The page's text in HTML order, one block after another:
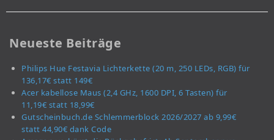
Neueste Beiträge
Philips Hue Festavia Lichterkette (20 m, 250 LEDs, RGB) für
136,17€ statt 149€
Acer kabellose Maus (2,4 GHz, 1600 DPI, 6 Tasten) für
11,19€ statt 18,99€
Gutscheinbuch.de Schlemmerblock 2026/2027 ab 9,99€
statt 44,90€ dank Code